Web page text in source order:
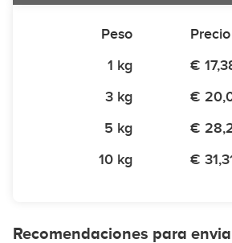
Peso
Precio
1 kg
€
3 kg
€
5 kg
€
10 kg
€
Recomendaciones para